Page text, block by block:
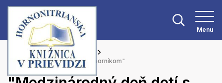
Menu
Hlavná stránka
Podujatia
"Medzinárodný deň detí s námorníkom"